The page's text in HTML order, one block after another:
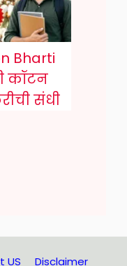
Bharti
कॉटन
संधी
US Disclaimer